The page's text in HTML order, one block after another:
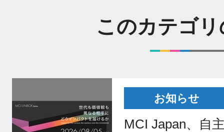
このカテゴ
お知らせ
MCI Japan、自